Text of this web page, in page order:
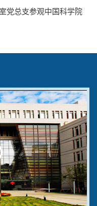
党总支参观中国科学院